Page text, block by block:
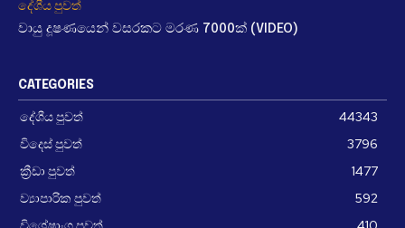
දේශීය පුවත්
වායු දූෂණයෙන් වසරකට මරණ 7000ක් (VIDEO)
CATEGORIES
දේශීය පුවත්
44343
විදෙස් පුවත්
3796
ක්‍රීඩා පුවත්
1477
ව්‍යාපාරික පුවත්
592